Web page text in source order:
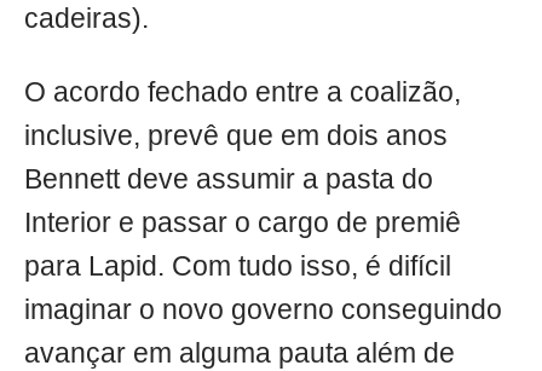
cadeiras).
O acordo fechado entre a coalizão,
inclusive, prevê que em dois anos
Bennett deve assumir a pasta do
Interior e passar o cargo de premiê
para Lapid. Com tudo isso, é difícil
imaginar o novo governo conseguindo
avançar em alguma pauta além de